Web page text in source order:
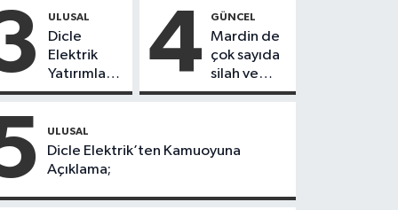
tamamladı
ürettikleri
gıda
ürünlerini
satarak
köydeki
desteğinde
ULUSAL
Dicle
Elektrik
Yatırımları
Sonuç
Mardin’de
Kayıp
Kaçak
Büyük
4 GÜNCEL
Mardin de
çok sayıda
silah ve
mühimmat
ULUSAL
Dicle Elektrik’ten Kamuoyuna
Açıklama;